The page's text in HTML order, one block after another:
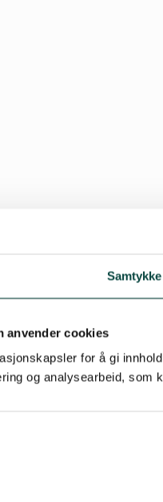
Samtykke
anvender cookies
for å gi
og analysearbeid, som